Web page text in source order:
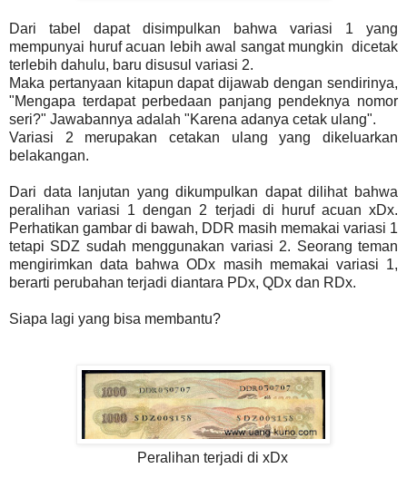
Dari tabel dapat disimpulkan bahwa variasi 1 yang
mempunyai huruf acuan lebih awal sangat mungkin dicetak
terlebih dahulu, baru disusul variasi 2.
Maka pertanyaan kitapun dapat dijawab dengan sendirinya,
"Mengapa terdapat perbedaan panjang pendeknya nomor
seri?" Jawabannya adalah "Karena adanya cetak ulang".
Variasi 2 merupakan cetakan ulang yang dikeluarkan
belakangan.
Dari data lanjutan yang dikumpulkan dapat dilihat bahwa
peralihan variasi 1 dengan 2 terjadi di huruf acuan xDx.
Perhatikan gambar di bawah, DDR masih memakai variasi 1
tetapi SDZ sudah menggunakan variasi 2. Seorang teman
mengirimkan data bahwa ODx masih memakai variasi 1,
berarti perubahan terjadi diantara PDx, QDx dan RDx.
Siapa lagi yang bisa membantu?
Peralihan terjadi di xDx